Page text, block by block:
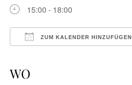
15:00 - 18:00
ZUM KALENDER HINZUFÜGEN
WO